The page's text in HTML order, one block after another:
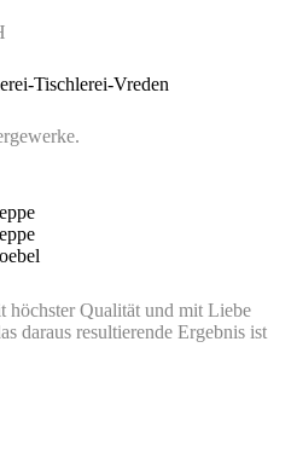
höchster Qualität und mit Liebe
daraus resultierende Ergebnis ist